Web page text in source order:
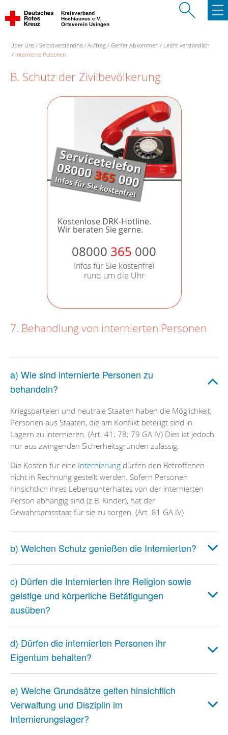
Kreisverband
Hochtaunus e.V.
Ortsverein Usingen
Über Uns Selbstverständnis Auftrag Genfer Abkommen
Leicht verständlich
Internierte Personen
B. Schutz der Zivilbevölkerung
Kostenlose DRK-Hotline.
Wir beraten Sie gerne.
08000 365 000
Infos für Sie kostenfrei
rund um die Uhr
7. Behandlung von internierten Personen
a) Wie sind internierte Personen zu
behandeln?
Kriegsparteien und neutrale Staaten haben die Möglichkeit,
Personen aus Staaten, die am Konflikt beteiligt sind in
Lagern zu internieren. (Art. 41; 78; 79 GA IV) Dies ist jedoch
nur aus zwingenden Sicherheitsgründen zulässig.
Die Kosten für eine Internierung dürfen den Betroffenen
nicht in Rechnung gestellt werden. Sofern Personen
hinsichtlich ihres Lebensunterhaltes von der internierten
Person abhängig sind (z.B. Kinder), hat der
Gewahrsamsstaat für sie zu sorgen. (Art. 81 GA IV)
b) Welchen Schutz genießen die Internierten?
c) Dürfen die Internierten ihre Religion sowie
geistige und körperliche Betätigungen
ausüben?
d) Dürfen die internierten Personen ihr
Eigentum behalten?
e) Welche Grundsätze gelten hinsichtlich
Verwaltung und Disziplin im
Internierungslager?